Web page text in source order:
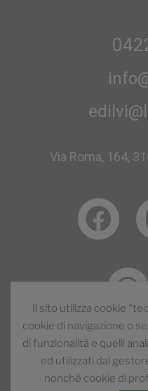
Via Roma, 164,
Normativa
Il sito utilizza cookie
cookie di navigazione o
di funzionalità e quelli
ed utilizzati dal
nonché cookie di